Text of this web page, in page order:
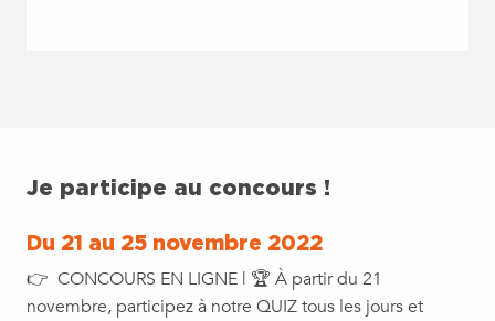
Je participe au concours !
Du 21 au 25 novembre 2022
👉 CONCOURS EN LIGNE | 🏆 À partir du 21
novembre, participez à notre QUIZ tous les jours et